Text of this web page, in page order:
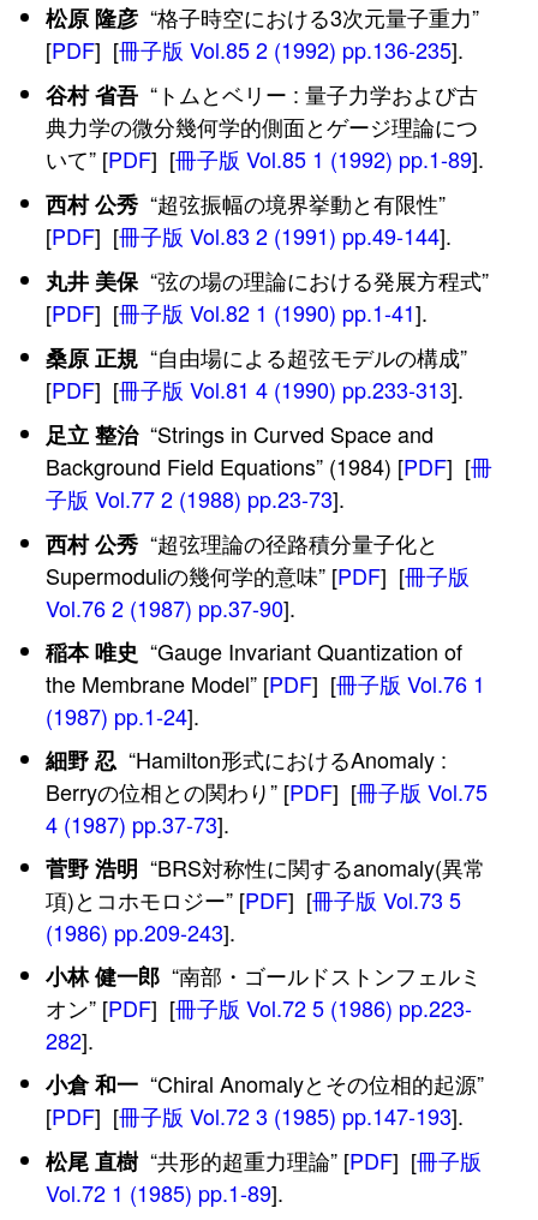
松原 隆彦“格子時空における3次元量子重力”
[PDF] [冊子版 Vol.85 2 (1992) pp.136-235].
谷村 省吾“トムとベリー : 量子力学および古
典力学の微分幾何学的側面とゲージ理論につ
いて” [PDF] [冊子版 Vol.85 1 (1992) pp.1-89].
西村 公秀“超弦振幅の境界挙動と有限性”
[PDF] [冊子版 Vol.83 2 (1991) pp.49-144].
丸井 美保“弦の場の理論における発展方程式”
[PDF] [冊子版 Vol.82 1 (1990) pp.1-41].
桑原 正規“自由場による超弦モデルの構成”
[PDF] [冊子版 Vol.81 4 (1990) pp.233-313].
足立 整治“Strings in Curved Space and
Background Field Equations” (1984) [PDF] [冊
子版 Vol.77 2 (1988) pp.23-73].
西村 公秀“超弦理論の径路積分量子化と
Supermoduliの幾何学的意味” [PDF] [冊子版
Vol.76 2 (1987) pp.37-90].
稲本 唯史 “Gauge Invariant Quantization of
the Membrane Model” [PDF] [冊子版 Vol.76 1
(1987) pp.1-24].
細野 忍“Hamilton形式におけるAnomaly :
Berryの位相との関わり” [PDF] [冊子版 Vol.75
4 (1987) pp.37-73].
菅野 浩明 “BRS対称性に関するanomaly(異常
項)とコホモロジー” [PDF] [冊子版 Vol.73 5
(1986) pp.209-243].
小林 健一郎“南部・ゴールドストンフェルミ
オン” [PDF] [冊子版 Vol.72 5 (1986) pp.223-
282].
小倉 和一“Chiral Anomalyとその位相的起源”
[PDF] [冊子版 Vol.72 3 (1985) pp.147-193].
松尾 直樹“共形的超重力理論” [PDF] [冊子版
Vol.72 1 (1985) pp.1-89].